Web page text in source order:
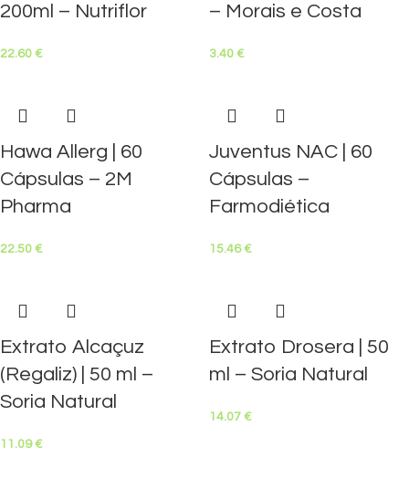
200ml – Nutriflor
22.60 €
– Morais e Costa
3.40 €
Hawa Allerg | 60
Cápsulas – 2M
Pharma
22.50 €
Juventus NAC | 60
Cápsulas –
Farmodiética
15.46€
Extrato Alcaçuz
(Regaliz) | 50 ml –
Soria Natural
11.09€
Extrato Drosera | 50
ml – Soria Natural
14.07 €